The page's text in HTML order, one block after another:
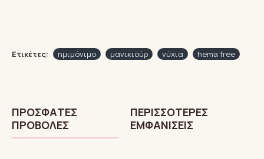
Ετικέτες: ημιμόνιμο μανικιούρ νύχια hema free
ΠΡΌΣΦΑTΕΣ
ΠΡΟΒΟΛΈΣ
ΠΕΡΙΣΣΌΤΕΡΕΣ
ΕΜΦΑΝΊΣΕΙΣ